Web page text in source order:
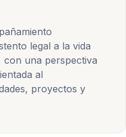
legal a la vida
con una perspectiva
al
proyectos y